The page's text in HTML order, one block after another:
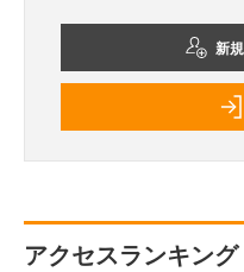
新
アクセスランキング